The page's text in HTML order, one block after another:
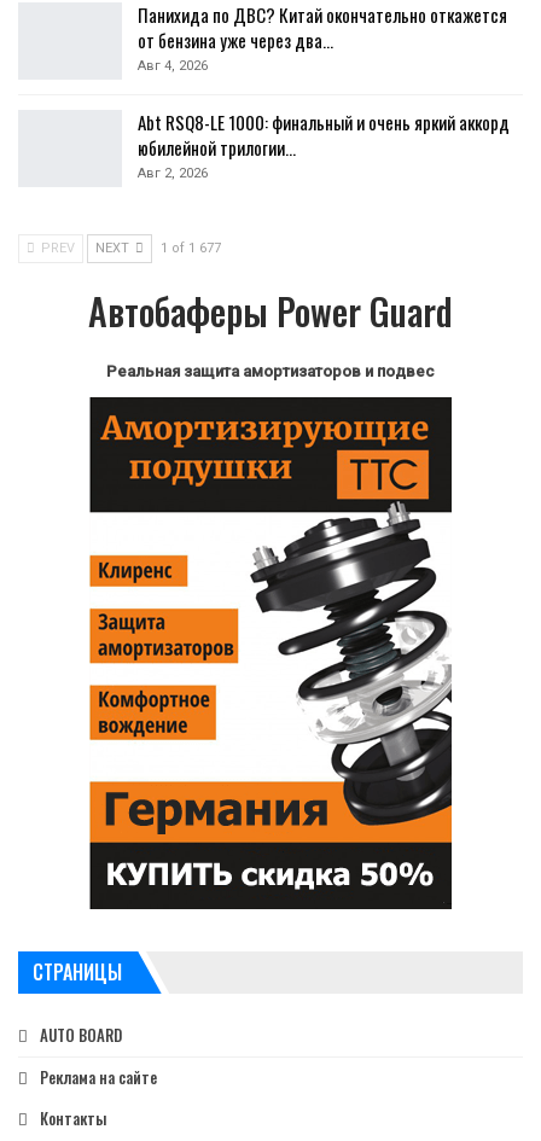
Панихида по ДВС? Китай окончательно откажется
от бензина уже через два…
Авг 4, 2026
Abt RSQ8-LE 1000: финальный и очень яркий аккорд
юбилейной трилогии…
Авг 2, 2026
PREV NEXT 1 of 1 677
Автобаферы Power Guard
Реальная защита амортизаторов и подвес
СТРАНИЦЫ
AUTO BOARD
Реклама на сайте
Контакты